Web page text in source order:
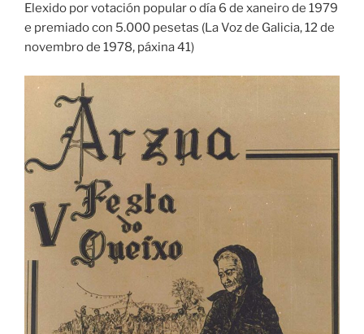
Elexido por votación popular o día 6 de xaneiro de 1979
e premiado con 5.000 pesetas (La Voz de Galicia, 12 de
novembro de 1978, páxina 41)